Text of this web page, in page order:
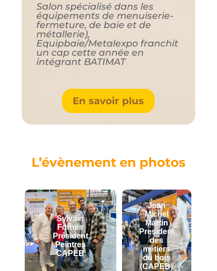
Salon spécialisé dans les
équipements de menuiserie-
fermeture, de baie et de
métallerie),
Equipbaie/Metalexpo franchit
un cap cette année en
intégrant BATIMAT
En savoir plus
L’évènement en photos
Sylvain
Fornes
Président
Peintres
CAPEB
Jean
Michel
Martin
President
des
métiers
du bois
(CAPEB)